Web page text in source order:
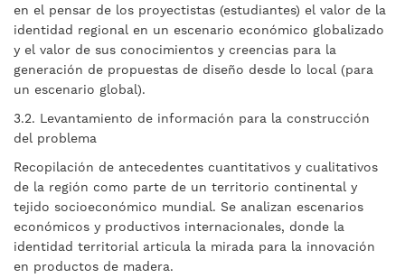
en el pensar de los proyectistas (estudiantes) el valor de la
identidad regional en un escenario económico globalizado
y el valor de sus conocimientos y creencias para la
generación de propuestas de diseño desde lo local (para
un escenario global).
3.2. Levantamiento de información para la construcción
del problema
Recopilación de antecedentes cuantitativos y cualitativos
de la región como parte de un territorio continental y
tejido socioeconómico mundial. Se analizan escenarios
económicos y productivos internacionales, donde la
identidad territorial articula la mirada para la innovación
en productos de madera.